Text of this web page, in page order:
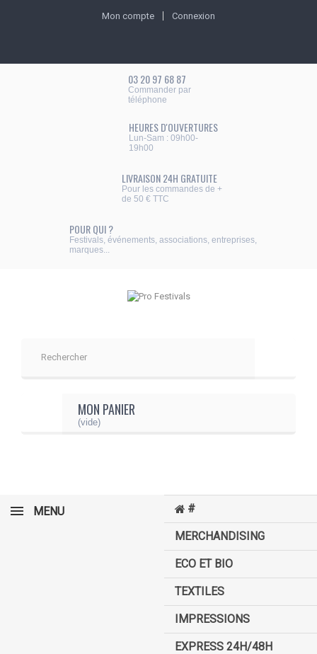
Mon compte Connexion
03 20 97 68 87
Commander par
téléphone
HEURES D'OUVERTURES
Lun-Sam : 09h00-
19h00
LIVRAISON 24H GRATUITE
Pour les commandes de +
de 50 € TTC
POUR QUI ?
Festivals, événements, associations, entreprises,
marques...
MON PANIER
(vide)
MENU #
MERCHANDISING
ECO ET BIO
TEXTILES
IMPRESSIONS
EXPRESS 24H/48H